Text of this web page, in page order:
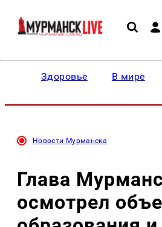
Здоровье В мире
Новости Мурманска
Глава
осмотрел